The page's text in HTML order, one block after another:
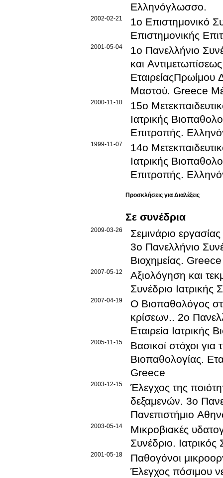
Ελληνόγλωσσο.
2002-02-21
1o Επιστημονικό
Επιστημονικής
2001-05-04
1ο Πανελλήνιο
και
ΕταιρείαςΠρωίμου
Μαστού. Greece
2000-11-10
15ο
Ιατρικής
Επιτροπής.
1999-11-07
14ο
Ιατρικής
Επιτροπής.
Προσκλήσεις για Διαλέξεις
Σε συνέδρια
2009-03-26
Σεμινάριο
3ο Πανελλήνιο
Βιοχημείας. Greece
2007-05-12
Αξιολόγηση και
Συνέδριο
2007-04-19
Ο Βιοπαθολόγος
κρίσεων.. 2ο
Εταιρεία Ιατρικής
2005-11-15
Βασικοί στόχοι για
Βιοπαθολογίας.
Greece
2003-12-15
Έλεγχος της
δεξαμενών. 3ο
Πανεπιστήμιο
2003-05-14
Μικροβιακές
Συνέδριο.
2001-05-18
Παθογόνοι
Έλεγχος πόσιμου